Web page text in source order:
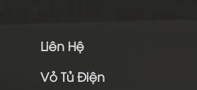
Liên Hệ
Vỏ Tủ Điện